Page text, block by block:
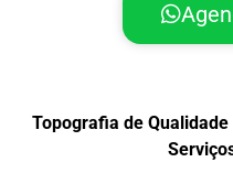
Topografia de